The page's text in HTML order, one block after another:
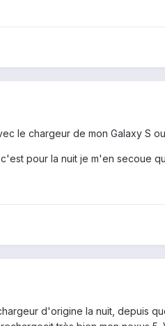
le chargeur de mon Galaxy S
pour la nuit je m'en secoue
d'origine la nuit, depuis